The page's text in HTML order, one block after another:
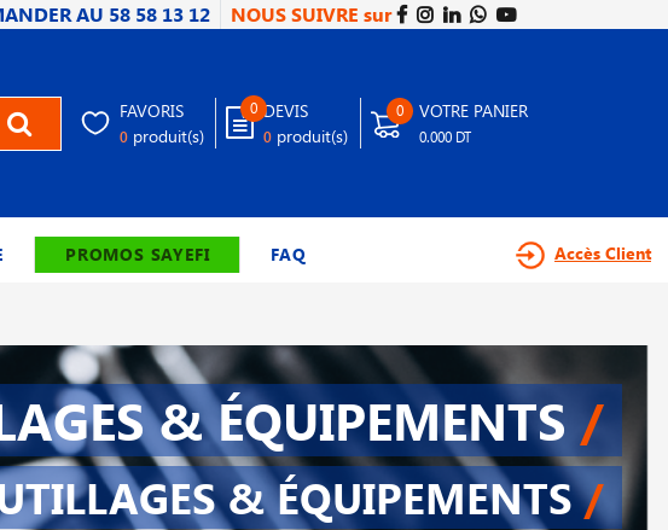
AU 58 58 13 12 NOUS SUIVRE sur
FAVORIS
0 produit(s)
0 DEVIS
0 produit(s)
0 VOTRE PANIER
0.000 DT
PROMOS SAYEFI FAQ Accès Client
& ÉQUIPEMENTS /
& ÉQUIPEMENTS/